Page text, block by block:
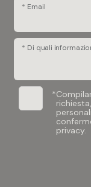
* Email
* Di quali
*
privacy.